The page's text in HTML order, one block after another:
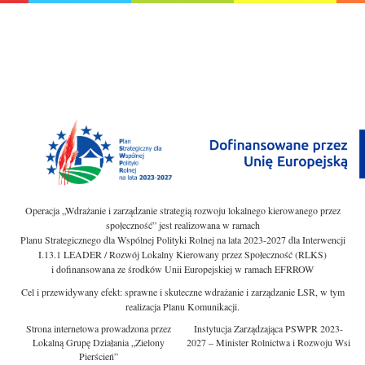
Operacja „Wdrażanie i zarządzanie strategią rozwoju lokalnego kierowanego przez
społeczność” jest realizowana w ramach
Planu Strategicznego dla Wspólnej Polityki Rolnej na lata 2023-2027 dla Interwencji
I.13.1 LEADER / Rozwój Lokalny Kierowany przez Społeczność (RLKS)
i dofinansowana ze środków Unii Europejskiej w ramach EFRROW
Cel i przewidywany efekt: sprawne i skuteczne wdrażanie i zarządzanie LSR, w tym
realizacja Planu Komunikacji.
Strona internetowa prowadzona przez
Lokalną Grupę Działania „Zielony
Pierścień”
Instytucja Zarządzająca PSWPR 2023-
2027 – Minister Rolnictwa i Rozwoju Wsi